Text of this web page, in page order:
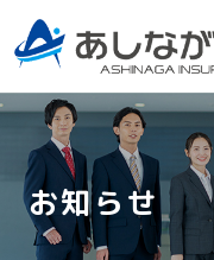
お知らせ